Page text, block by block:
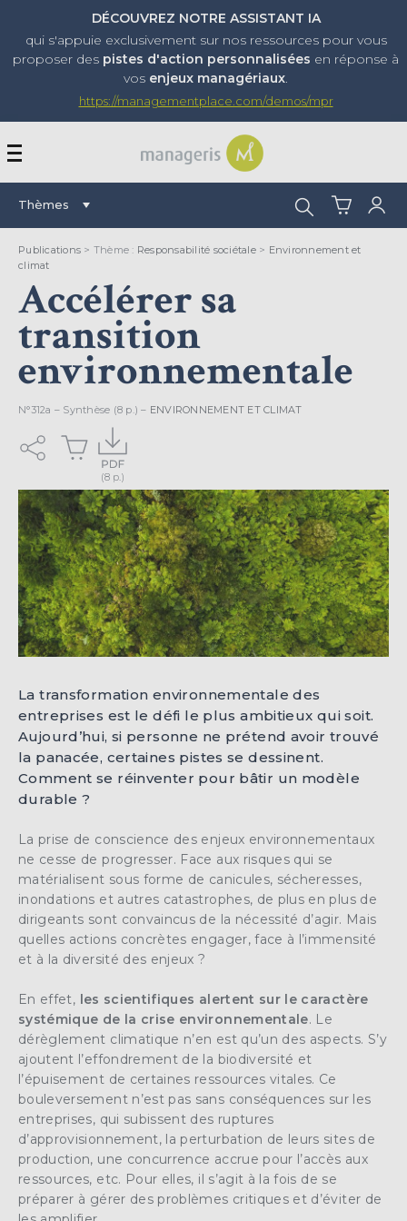
DÉCOUVREZ NOTRE ASSISTANT IA
qui s'appuie exclusivement sur nos ressources pour vous
proposer des pistes d'action personnalisées en réponse à
vos enjeux managériaux.
https://managementplace.com/demos/mpr
AFFICHER OU
Thèmes Rechercher :
Publications > Thème : Responsabilité sociétale> Environnement et
climat
Accélérer sa
transition
environnementale
N°312a – Synthèse (8 p.) – ENVIRONNEMENT ET CLIMAT
La transformation environnementale des
entreprises est le défi le plus ambitieux qui soit.
Aujourd’hui, si personne ne prétend avoir trouvé
la panacée, certaines pistes se dessinent.
Comment se réinventer pour bâtir un modèle
durable ?
La prise de conscience des enjeux environnementaux
ne cesse de progresser. Face aux risques qui se
matérialisent sous forme de canicules, sécheresses,
inondations et autres catastrophes, de plus en plus de
dirigeants sont convaincus de la nécessité d’agir. Mais
quelles actions concrètes engager, face à l’immensité
et à la diversité des enjeux ?
En effet, les scientifiques alertent sur le caractère
systémique de la crise environnementale. Le
dérèglement climatique n’en est qu’un des aspects. S’y
ajoutent l’effondrement de la biodiversité et
l’épuisement de certaines ressources vitales. Ce
bouleversement n’est pas sans conséquences sur les
entreprises, qui subissent des ruptures
d’approvisionnement, la perturbation de leurs sites de
production, une concurrence accrue pour l’accès aux
ressources, etc. Pour elles, il s’agit à la fois de se
préparer à gérer des problèmes critiques et d’éviter de